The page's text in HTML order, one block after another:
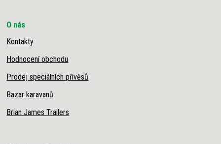
O nás
Kontakty
Hodnocení obchodu
Prodej speciálních přívěsů
Bazar karavanů
Brian James Trailers